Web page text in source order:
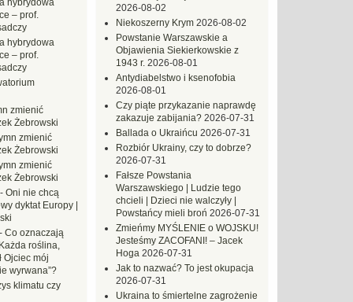
2026-08-02
Niekoszerny Krym 2026-08-02
Powstanie Warszawskie a
Objawienia Siekierkowskie z
1943 r. 2026-08-01
Antydiabelstwo i ksenofobia
2026-08-01
Czy piąte przykazanie naprawdę
zakazuje zabijania? 2026-07-31
Ballada o Ukraińcu 2026-07-31
Rozbiór Ukrainy, czy to dobrze?
2026-07-31
Fałsze Powstania
Warszawskiego | Ludzie tego
chcieli | Dzieci nie walczyły |
Powstańcy mieli broń 2026-07-31
Zmieńmy MYŚLENIE o WOJSKU!
Jesteśmy ZACOFANI! – Jacek
Hoga 2026-07-31
Jak to nazwać? To jest okupacja
2026-07-31
Ukraina to śmiertelne zagrożenie
hybrydowa
– prof.
hybrydowa
– prof.
zmienić
Żebrowski
zmienić
Żebrowski
zmienić
Żebrowski
Oni nie chcą
dyktat Europy |
Co oznaczają
roślina,
Ojciec mój
wyrwana”?
klimatu czy